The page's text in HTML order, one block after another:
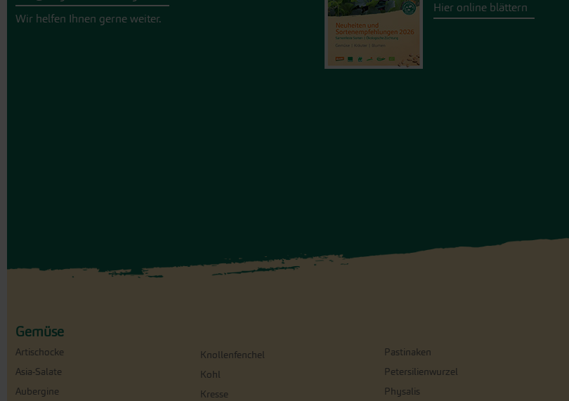
Wir helfen Ihnen gerne weiter.
Hier online blättern
Gemüse
Artischocke
Asia-Salate
Aubergine
Knollenfenchel
Kohl
Kresse
Pastinaken
Petersilienwurzel
Physalis